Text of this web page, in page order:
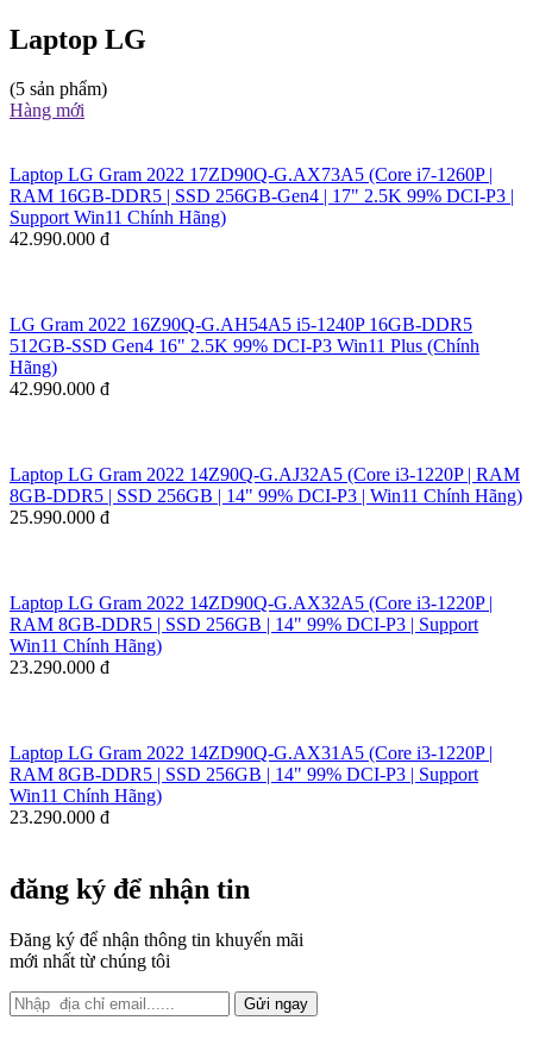
Laptop LG
(5 sản phẩm)
Hàng mới
Laptop LG Gram 2022 17ZD90Q-G.AX73A5 (Core i7-1260P |
RAM 16GB-DDR5 | SSD 256GB-Gen4 | 17" 2.5K 99% DCI-P3 |
Support Win11 Chính Hãng)
42.990.000 đ
LG Gram 2022 16Z90Q-G.AH54A5 i5-1240P 16GB-DDR5
512GB-SSD Gen4 16" 2.5K 99% DCI-P3 Win11 Plus (Chính
Hãng)
42.990.000 đ
Laptop LG Gram 2022 14Z90Q-G.AJ32A5 (Core i3-1220P | RAM
8GB-DDR5 | SSD 256GB | 14" 99% DCI-P3 | Win11 Chính Hãng)
25.990.000 đ
Laptop LG Gram 2022 14ZD90Q-G.AX32A5 (Core i3-1220P |
RAM 8GB-DDR5 | SSD 256GB | 14" 99% DCI-P3 | Support
Win11 Chính Hãng)
23.290.000 đ
Laptop LG Gram 2022 14ZD90Q-G.AX31A5 (Core i3-1220P |
RAM 8GB-DDR5 | SSD 256GB | 14" 99% DCI-P3 | Support
Win11 Chính Hãng)
23.290.000 đ
đăng ký để nhận tin
Đăng ký để nhận thông tin khuyến mãi
mới nhất từ chúng tôi
Gửi ngay